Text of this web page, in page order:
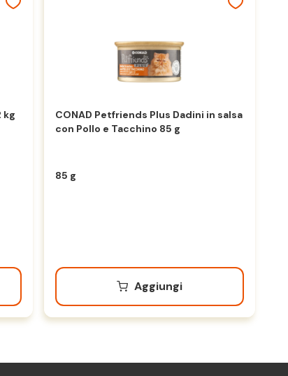
kg
CONAD Petfriends Plus Dadini in salsa
con Pollo e Tacchino 85 g
85 g
Aggiungi